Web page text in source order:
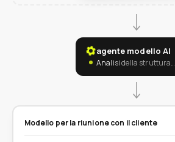
agente modello AI
Analisi della struttura…
Modello per la riunione con il cliente